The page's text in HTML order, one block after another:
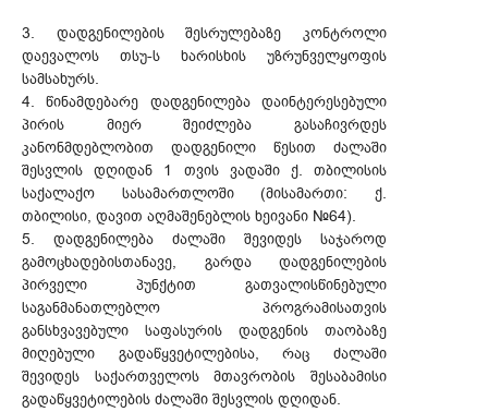
3. დადგენილების შესრულებაზე კონტროლი
დაევალოს თსუ-ს ხარისხის უზრუნველყოფის
სამსახურს.
4. წინამდებარე დადგენილება დაინტერესებული
პირის მიერ შეიძლება გასაჩივრდეს
კანონმდებლობით დადგენილი წესით ძალაში
შესვლის დღიდან 1 თვის ვადაში ქ. თბილისის
საქალაქო სასამართლოში (მისამართი: ქ.
თბილისი, დავით აღმაშენებლის ხეივანი №64).
5. დადგენილება ძალაში შევიდეს საჯაროდ
გამოცხადებისთანავე, გარდა დადგენილების
პირველი პუნქტით გათვალისწინებული
საგანმანათლებლო პროგრამისათვის
განსხვავებული საფასურის დადგენის თაობაზე
მიღებული გადაწყვეტილებისა, რაც ძალაში
შევიდეს საქართველოს მთავრობის შესაბამისი
გადაწყვეტილების ძალაში შესვლის დღიდან.